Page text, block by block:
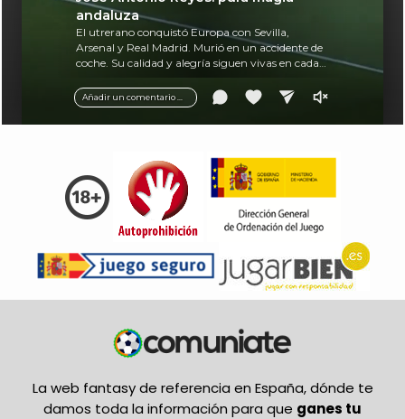
Añadir un comentario ...
andaluza
El utrerano conquistó Europa con Sevilla,
Arsenal y Real Madrid. Murió en un accidente de
coche. Su calidad y alegría siguen vivas en cada
La web fantasy de referencia en España, dónde te
damos toda la información para que ganes tu